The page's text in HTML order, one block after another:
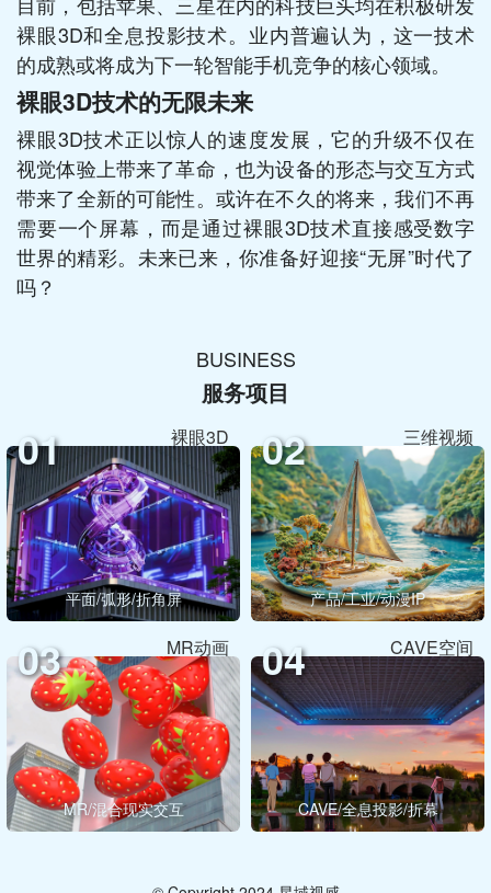
裸眼3D和全息投影技术。业内普遍认为，这一技术
的成熟或将成为下一轮智能手机竞争的核心领域。
裸眼3D技术的无限未来
裸眼3D技术正以惊人的速度发展，它的升级不仅在
视觉体验上带来了革命，也为设备的形态与交互方式
带来了全新的可能性。或许在不久的将来，我们不再
需要一个屏幕，而是通过裸眼3D技术直接感受数字
世界的精彩。未来已来，你准备好迎接“无屏”时代了
吗？
BUSINESS
服务项目
01 裸眼3D
平面/弧形/折角屏
02 三维视频
产品/工业/动漫IP
03 MR动画
MR/混合现实交互
04 CAVE空间
CAVE/全息投影/折幕